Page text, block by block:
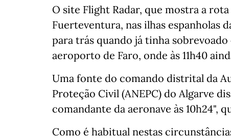
O site Flight Radar, que mostra a
Fuerteventura, nas ilhas espanholas
para trás quando já tinha
aeroporto de Faro, onde às 11h40
Uma fonte do comando distrital da
Proteção Civil (ANEPC) do Algarve
comandante da aeronave às 10h24",
Como é habitual nestas